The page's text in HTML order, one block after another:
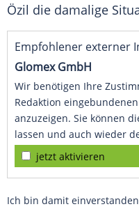
Özil die damalige
Empfohlener externer
Glomex GmbH
Wir benötigen Ihre
Redaktion
anzuzeigen. Sie können
lassen und auch wieder
jetzt aktivieren
Ich bin damit